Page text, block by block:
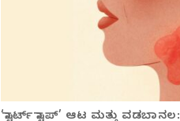
‘ಸ್ಟಾರ್ಟ್ ಸ್ಟಾಪ್’ ಆಟ ಮತ್ತು ವಡಬಾನಲ: